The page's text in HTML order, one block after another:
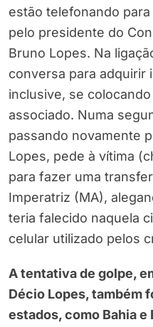
estão telefonando
pelo presidente do
Bruno Lopes. Na
conversa para adquirir
inclusive, se
associado. Numa
passando novamente
Lopes, pede à vítima
para fazer uma
Imperatriz (MA),
teria falecido naquela
celular utilizado pelos
A tentativa de golpe,
Décio Lopes, também
estados, como Bahia e